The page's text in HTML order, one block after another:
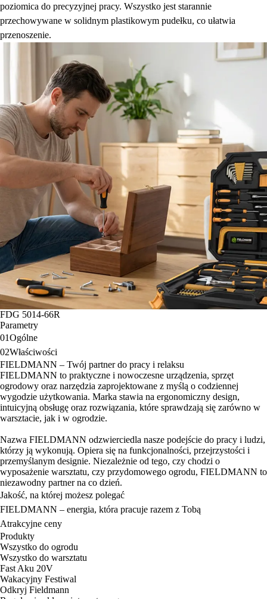
poziomica do precyzyjnej pracy. Wszystko jest starannie
przechowywane w solidnym plastikowym pudełku, co ułatwia
przenoszenie.
FDG 5014-66R
Parametry
01Ogólne
02Właściwości
FIELDMANN – Twój partner do pracy i relaksu
FIELDMANN to praktyczne i nowoczesne urządzenia, sprzęt
ogrodowy oraz narzędzia zaprojektowane z myślą o codziennej
wygodzie użytkowania. Marka stawia na ergonomiczny design,
intuicyjną obsługę oraz rozwiązania, które sprawdzają się zarówno w
warsztacie, jak i w ogrodzie.
Nazwa FIELDMANN odzwierciedla nasze podejście do pracy i ludzi,
którzy ją wykonują. Opiera się na funkcjonalności, przejrzystości i
przemyślanym designie. Niezależnie od tego, czy chodzi o
wyposażenie warsztatu, czy przydomowego ogrodu, FIELDMANN to
niezawodny partner na co dzień.
Jakość, na której możesz polegać
FIELDMANN – energia, która pracuje razem z Tobą
Atrakcyjne ceny
Produkty
Wszystko do ogrodu
Wszystko do warsztatu
Fast Aku 20V
Wakacyjny Festiwal
Odkryj Fieldmann